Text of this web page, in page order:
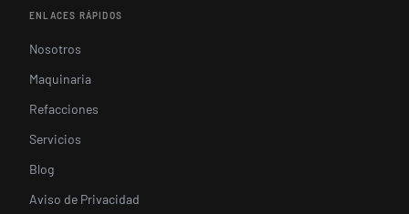
ENLACES RÁPIDOS
Nosotros
Maquinaria
Refacciones
Servicios
Blog
Aviso de Privacidad